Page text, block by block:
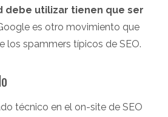
debe utilizar tienen que ser
es otro movimiento que
los spammers típicos de SEO.
técnico en el on-site de SEO